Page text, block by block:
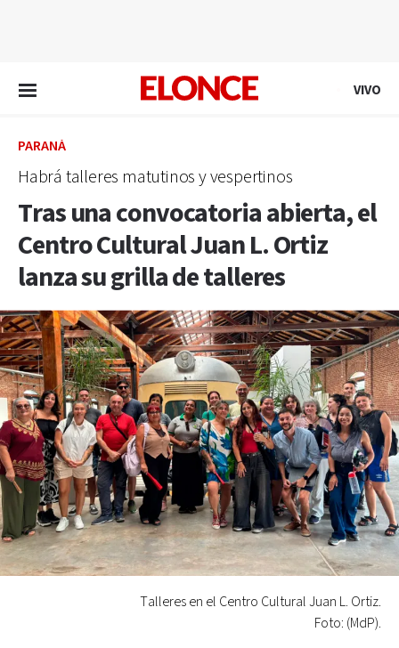
VIVO
PARANÁ
Habrá talleres matutinos y vespertinos
Tras una convocatoria abierta, el
Centro Cultural Juan L. Ortiz
lanza su grilla de talleres
Talleres en el Centro Cultural Juan L. Ortiz.
Foto: (MdP).